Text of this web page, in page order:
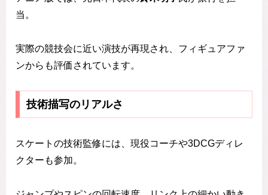
当。
実際の競技会に近い演技が再現され、フィギュアファ
ンからも評価されています。
技術描写のリアルさ
スケートの技術監修には、現役コーチや3DCGディレ
クターも参加。